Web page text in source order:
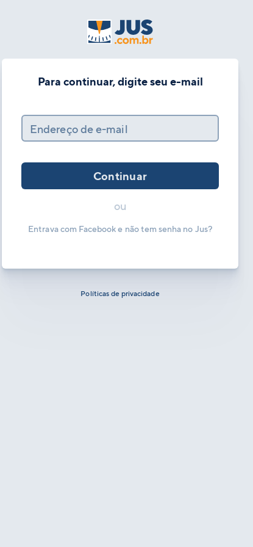
Para continuar, digite seu e-mail
Endereço de e-mail
Continuar
ou
Entrava com Facebook e não tem senha no Jus?
Políticas de privacidade